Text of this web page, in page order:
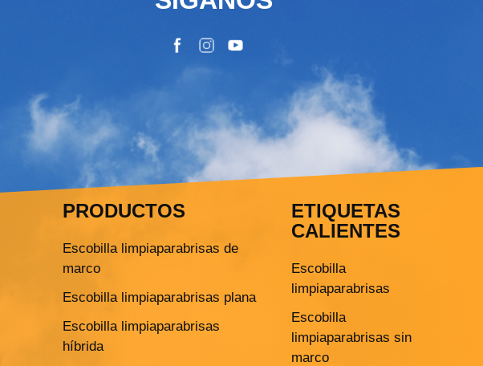
PRODUCTOS
Escobilla limpiaparabrisas de
marco
Escobilla limpiaparabrisas plana
Escobilla limpiaparabrisas
híbrida
ETIQUETAS
CALIENTES
Escobilla
limpiaparabrisas
Escobilla
limpiaparabrisas sin
marco